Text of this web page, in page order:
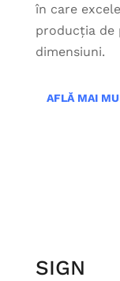
în care
producția
dimensiuni.
AFLĂ MAI
SIGN